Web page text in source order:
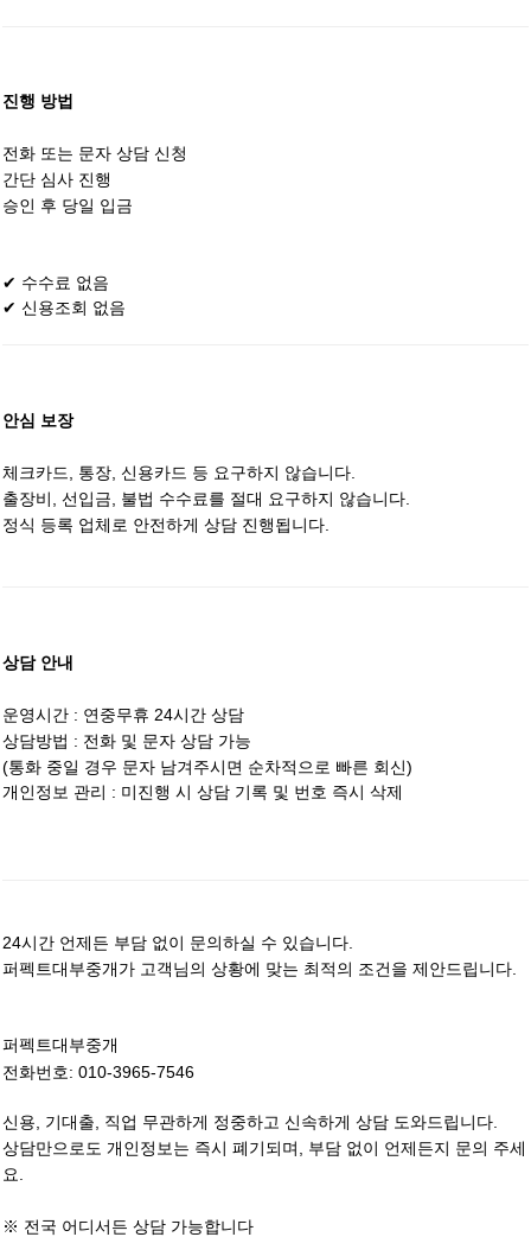
진행 방법
전화 또는 문자 상담 신청
간단 심사 진행
승인 후 당일 입금
✔ 수수료 없음
✔ 신용조회 없음
안심 보장
체크카드, 통장, 신용카드 등 요구하지 않습니다.
출장비, 선입금, 불법 수수료를 절대 요구하지 않습니다.
정식 등록 업체로 안전하게 상담 진행됩니다.
상담 안내
운영시간 : 연중무휴 24시간 상담
상담방법 : 전화 및 문자 상담 가능
(통화 중일 경우 문자 남겨주시면 순차적으로 빠른 회신)
개인정보 관리 : 미진행 시 상담 기록 및 번호 즉시 삭제
24시간 언제든 부담 없이 문의하실 수 있습니다.
퍼펙트대부중개가 고객님의 상황에 맞는 최적의 조건을 제안드립니다.
퍼펙트대부중개
전화번호: 010-3965-7546
신용, 기대출, 직업 무관하게 정중하고 신속하게 상담 도와드립니다.
상담만으로도 개인정보는 즉시 폐기되며, 부담 없이 언제든지 문의 주세
요.
※ 전국 어디서든 상담 가능합니다